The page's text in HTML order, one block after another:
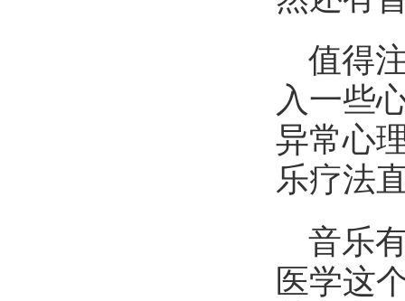
值得
入一些
异常心
乐疗法
音乐
医学这